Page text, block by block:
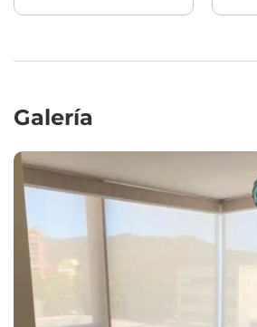
Galería